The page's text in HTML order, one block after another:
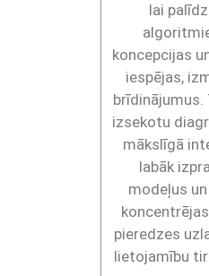
lai
koncepcijas
iespējas,
brīdinājumus.
izsekotu
mākslīgā
labāk
modeļus
pieredzes
lietojamību